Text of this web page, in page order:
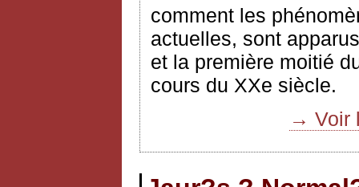
comment les
actuelles, sont
et la première moitié
cours du XXe siècle.
→ Voir